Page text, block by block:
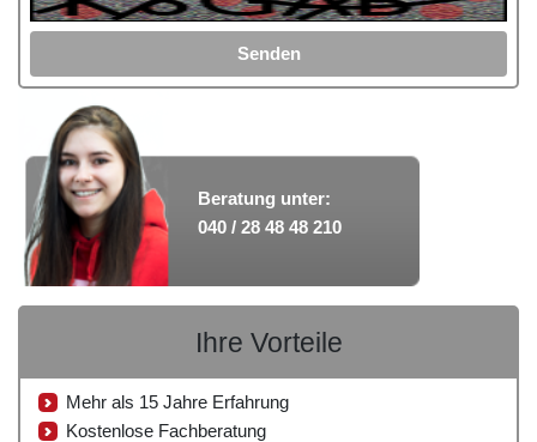
Senden
Beratung unter:
040 / 28 48 48 210
Ihre Vorteile
Mehr als 15 Jahre Erfahrung
Kostenlose Fachberatung